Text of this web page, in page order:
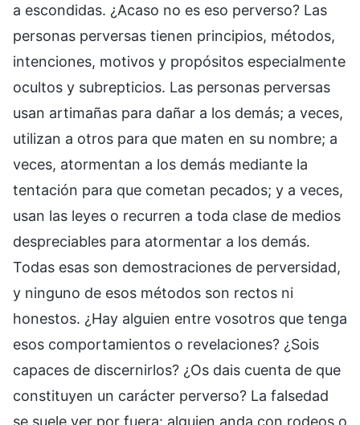
a escondidas. ¿Acaso no es eso perverso? Las
personas perversas tienen principios, métodos,
intenciones, motivos y propósitos especialmente
ocultos y subrepticios. Las personas perversas
usan artimañas para dañar a los demás; a veces,
utilizan a otros para que maten en su nombre; a
veces, atormentan a los demás mediante la
tentación para que cometan pecados; y a veces,
usan las leyes o recurren a toda clase de medios
despreciables para atormentar a los demás.
Todas esas son demostraciones de perversidad,
y ninguno de esos métodos son rectos ni
honestos. ¿Hay alguien entre vosotros que tenga
esos comportamientos o revelaciones? ¿Sois
capaces de discernirlos? ¿Os dais cuenta de que
constituyen un carácter perverso? La falsedad
se suele ver por fuera: alguien anda con rodeos o